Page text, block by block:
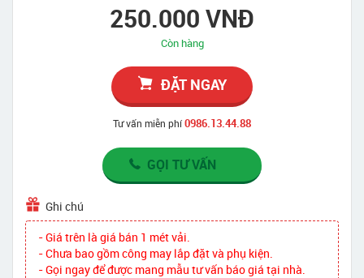
250.000 VNĐ
Còn hàng
ĐẶT NGAY
Tư vấn miễn phí0986.13.44.88
GỌI TƯ VẤN
Ghi chú
- Giá trên là giá bán 1 mét vải.
- Chưa bao gồm công may lắp đặt và phụ kiện.
- Gọi ngay để được mang mẫu tư vấn báo giá tại nhà.